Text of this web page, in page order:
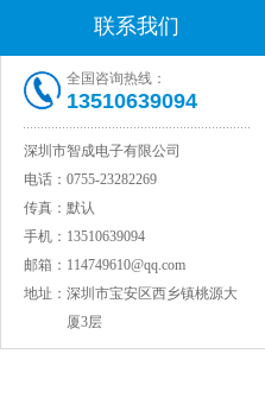
联系我们
全国咨询热线：
13510639094
深圳市智成电子有限公司
电话： 0755-23282269
传真： 默认
手机： 13510639094
邮箱： 114749610@qq.com
地址： 深圳市宝安区西乡镇桃源大
厦3层